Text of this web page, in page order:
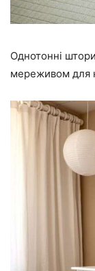
Однотонні
мереживом для